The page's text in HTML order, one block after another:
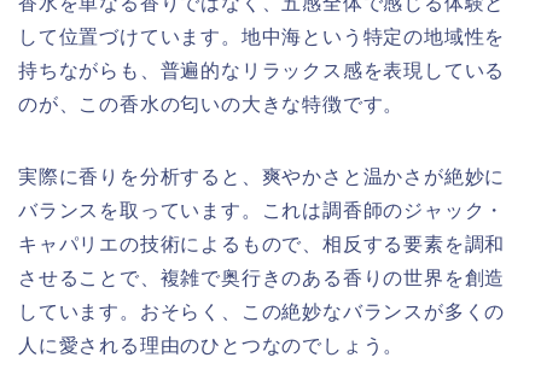
して位置づけています。地中海という特定の地域性を
持ちながらも、普遍的なリラックス感を表現している
のが、この香水の匂いの大きな特徴です。
実際に香りを分析すると、爽やかさと温かさが絶妙に
バランスを取っています。これは調香師のジャック・
キャパリエの技術によるもので、相反する要素を調和
させることで、複雑で奥行きのある香りの世界を創造
しています。おそらく、この絶妙なバランスが多くの
人に愛される理由のひとつなのでしょう。